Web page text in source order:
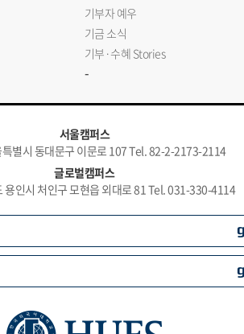
기부자 예우
기금 소식
기부·수혜 Stories
-
서울캠퍼스
별시 동대문구 이문로 107 Tel. 82-2-2173-2114
글로벌캠퍼스
용인시 처인구 모현읍 외대로 81 Tel. 031-330-4114